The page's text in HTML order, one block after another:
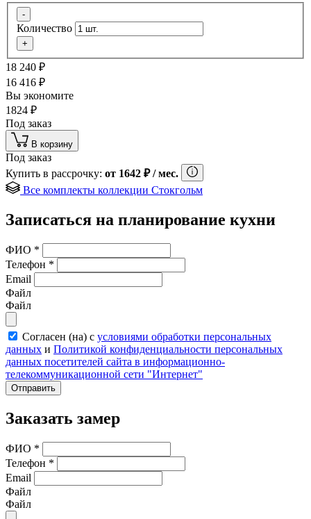
-
Количество
+
18 240 ₽
16 416 ₽
Вы экономите
1824 ₽
Под заказ
В корзину
Под заказ
Купить в рассрочку: от 1642 ₽/ мес.
Все комплекты коллекции Стокгольм
Записаться на планирование кухни
ФИО *
Телефон *
Email
Файл
Файл
Согласен (на) с условиями обработки персональных
данных и Политикой конфиденциальности персональных
данных посетителей сайта в информационно-
телекоммуникационной сети "Интернет"
Отправить
Заказать замер
ФИО *
Телефон *
Email
Файл
Файл